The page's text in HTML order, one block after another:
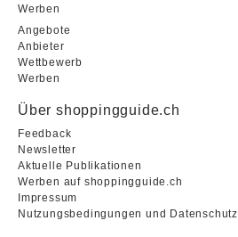
Werben
Angebote
Anbieter
Wettbewerb
Werben
Über shoppingguide.ch
Feedback
Newsletter
Aktuelle Publikationen
Werben auf shoppingguide.ch
Impressum
Nutzungsbedingungen und Datenschutz